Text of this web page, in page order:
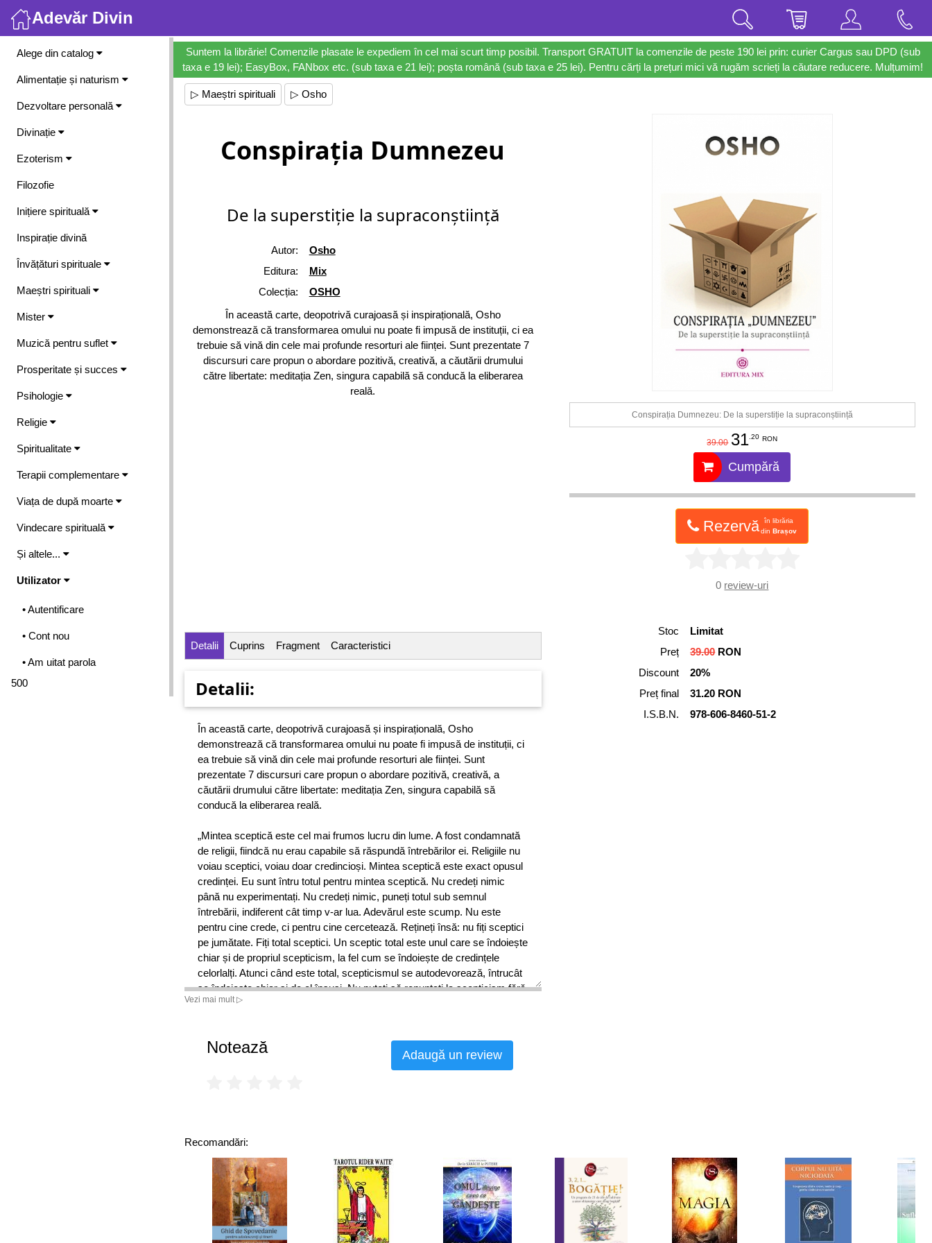
Adevăr Divin
Meniu
Alege din catalog
Alimentație și naturism
Dezvoltare personală
Divinație
Ezoterism
Filozofie
Inițiere spirituală
Inspirație divină
Învățături spirituale
Maeștri spirituali
Mister
Muzică pentru suflet
Prosperitate și succes
Psihologie
Religie
Spiritualitate
Terapii complementare
Viața de după moarte
Vindecare spirituală
Și altele...
Utilizator
• Autentificare
• Cont nou
• Am uitat parola
500
Suntem la librărie! Comenzile plasate le expediem în cel mai scurt timp posibil. Transport GRATUIT la comenzile de peste 190 lei prin: curier Cargus sau DPD (sub
taxa e 19 lei); EasyBox, FANbox etc. (sub taxa e 21 lei); poșta română (sub taxa e 25 lei). Pentru cărți la prețuri mici vă rugăm scrieți la căutare reducere. Mulțumim!
▷ Maeștri spirituali ▷ Osho
Conspirația Dumnezeu
De la superstiție la supraconștiință
Autor:
Osho
Editura:
Mix
Colecția:
OSHO
În această carte, deopotrivă curajoasă și inspirațională, Osho
demonstrează că transformarea omului nu poate fi impusă de instituții, ci ea
trebuie să vină din cele mai profunde resorturi ale ființei. Sunt prezentate 7
discursuri care propun o abordare pozitivă, creativă, a căutării drumului
către libertate: meditația Zen, singura capabilă să conducă la eliberarea
reală.
Conspirația Dumnezeu: De la superstiție la supraconștiință
39.00 31 .20 RON
Cumpără
Rezervă
în librăria
dinBrașov
0 review-uri
Detalii Cuprins Fragment Caracteristici
Detalii:
În această carte, deopotrivă curajoasă și inspirațională, Osho
demonstrează că transformarea omului nu poate fi impusă de instituții, ci
ea trebuie să vină din cele mai profunde resorturi ale ființei. Sunt
prezentate 7 discursuri care propun o abordare pozitivă, creativă, a
căutării drumului către libertate: meditația Zen, singura capabilă să
conducă la eliberarea reală.
„Mintea sceptică este cel mai frumos lucru din lume. A fost condamnată
de religii, fiindcă nu erau capabile să răspundă întrebărilor ei. Religiile nu
voiau sceptici, voiau doar credincioși. Mintea sceptică este exact opusul
credinței. Eu sunt întru totul pentru mintea sceptică. Nu credeți nimic
până nu experimentați. Nu credeți nimic, puneți totul sub semnul
întrebării, indiferent cât timp v-ar lua. Adevărul este scump. Nu este
pentru cine crede, ci pentru cine cercetează. Rețineți însă: nu fiți sceptici
pe jumătate. Fiți total sceptici. Un sceptic total este unul care se îndoiește
chiar și de propriul scepticism, la fel cum se îndoiește de credințele
celorlalți. Atunci când este total, scepticismul se autodevorează, întrucât
se îndoiește chiar și de el însuși. Nu puteți să renunțați la scepticism fără
îndoială, fiindcă ar însemna să împărtășiți punctul de vedere al
este departe.”
Vezi mai mult ▷
Stoc
Limitat
Preț
39.00RON
Discount
20%
Preț final
31.20 RON
I.S.B.N.
978-606-8460-51-2
Notează Adaugă un review
Recomandări: